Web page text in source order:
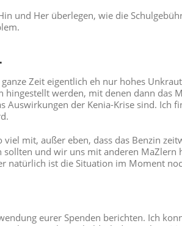
und Her überlegen, wie die
Zeit eigentlich eh nur hohes
werden, mit denen dann das
der Kenia-Krise sind. Ich
mit, außer eben, dass das Benzin
und wir uns mit anderen MaZlern
natürlich ist die Situation im Moment
eurer Spenden berichten. Ich